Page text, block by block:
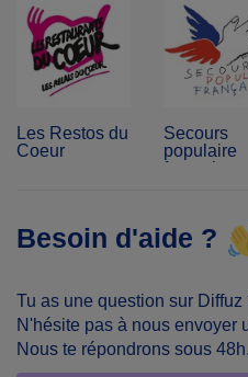
Les Restos du
Coeur
Secours
populaire
français
Besoin d'aide ?
Tu as une question sur Diffuz
N'hésite pas à nous envoyer
Nous te répondrons sous 48h.